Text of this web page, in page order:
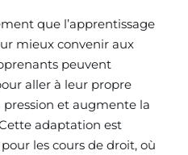
que l’apprentissage
mieux convenir aux
peuvent
aller à leur propre
et augmente la
adaptation est
les cours de droit, où